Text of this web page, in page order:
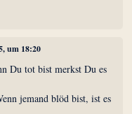
um 18:20
Du tot bist merkst Du es
jemand blöd bist, ist es